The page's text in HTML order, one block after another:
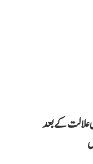
علالت کے بعد